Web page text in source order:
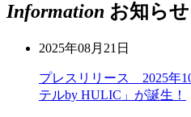
Information お知らせ
2025年08月21日
プレスリリース 2025年
テルby HULIC」が誕生！